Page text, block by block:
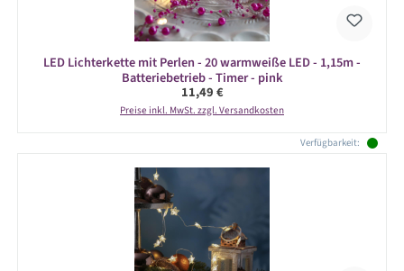
LED Lichterkette mit Perlen - 20 warmweiße LED - 1,15m -
Batteriebetrieb - Timer - pink
Regulärer Preis:
11,49 €
Preise inkl. MwSt. zzgl. Versandkosten
Verfügbarkeit: